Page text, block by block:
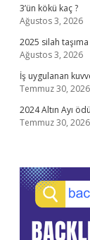
3’ün kökü kaç ?
Ağustos 3, 2026
2025 silah
Ağustos 3, 2026
İş uygulanan
Temmuz 30, 2026
2024 Altın Ayı
Temmuz 30, 2026